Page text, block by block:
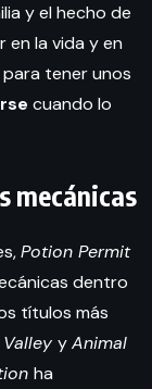
y el hecho de
la vida y en
tener unos
cuando lo
mecánicas
Potion Permit
dentro
títulos más
yAnimal
ha